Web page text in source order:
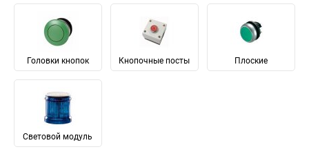
Головки кнопок Кнопочные посты Плоские
Световой модуль